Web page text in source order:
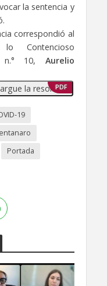
la sentencia y
correspondió al
Contencioso
n.° 10, Aurelio
la resolución
PDF
19
Portada